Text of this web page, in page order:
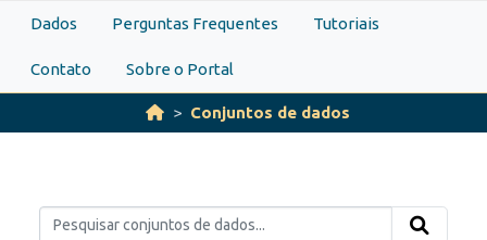
Dados Perguntas Frequentes Tutoriais
Contato Sobre o Portal
Conjuntos de dados